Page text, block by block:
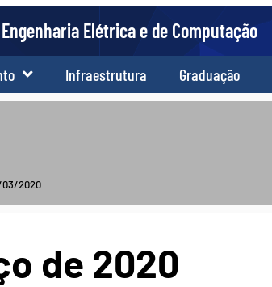
Elétrica e de Computação
Infraestrutura Graduação
2020
de 2020